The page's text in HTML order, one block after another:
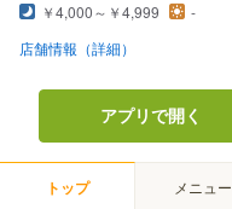
￥4,000～￥4,999 -
店舗情報（詳細）
アプリで開く
トップ メニュー